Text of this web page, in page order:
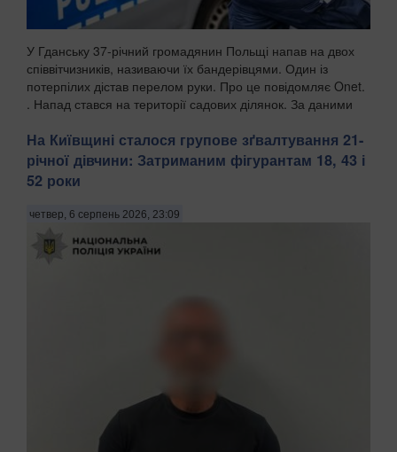
У Гданську 37-річний громадянин Польщі напав на двох
співвітчизників, називаючи їх бандерівцями. Один із
потерпілих дістав перелом руки. Про це повідомляє Onet.
. Напад стався на території садових ділянок. За даними
На Київщині сталося групове зґвалтування 21-
річної дівчини: Затриманим фігурантам 18, 43 і
52 роки
четвер, 6 серпень 2026, 23:09